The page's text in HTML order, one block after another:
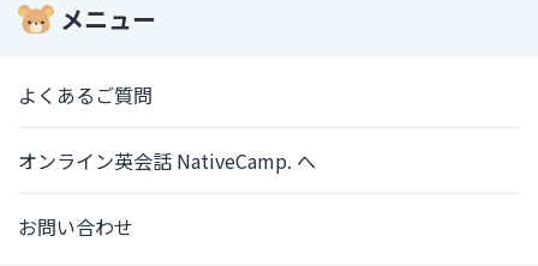
メニュー
よくあるご質問
オンライン英会話 NativeCamp. へ
お問い合わせ